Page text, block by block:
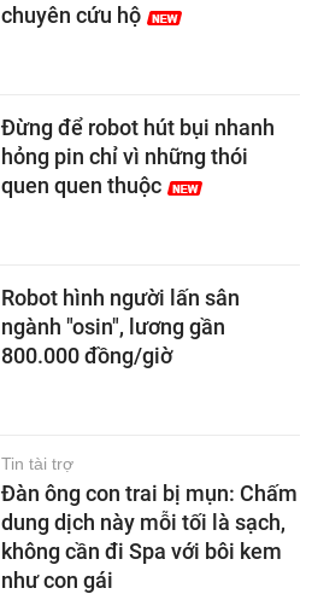
chuyên cứu hộ
Đừng để robot hút bụi nhanh
hỏng pin chỉ vì những thói
quen quen thuộc
Robot hình người lấn sân
ngành "osin", lương gần
800.000 đồng/giờ
Tin tài trợ
Đàn ông con trai bị mụn: Chấm
dung dịch này mỗi tối là sạch,
không cần đi Spa với bôi kem
như con gái